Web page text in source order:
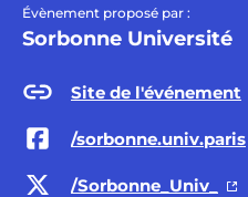
Évènement proposé par :
Sorbonne Université
Site de l'événement
/sorbonne.univ.paris
/Sorbonne_Univ_